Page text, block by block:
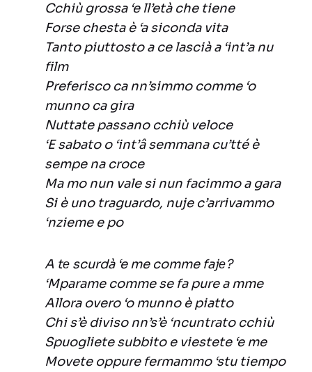
Cchiù grossa ‘e ll’età che tiene
Forse chesta è ‘a siconda vita
Tanto piuttosto a ce lascià a ‘int’a nu
film
Preferisco ca nn’simmo comme ‘o
munno ca gira
Nuttate passano cchiù veloce
‘E sabato o ‘int’â semmana cu’tté è
sempe na croce
Ma mo nun vale si nun facimmo a gara
Si è uno traguardo, nuje c’arrivammo
‘nzieme e po
A tе scurdà ‘e me comme fajе?
‘Mparame comme se fa pure a mme
Allora overo ‘o munno è piatto
Chi s’è diviso nn’s’è ‘ncuntrato cchiù
Spuogliete subbito e viestete ‘e me
Movete oppure fermammo ‘stu tiempo